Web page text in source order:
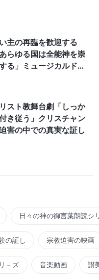
主の再臨を歓迎する
あらゆる国は全能神を崇
る」ミュージカルドラ
スト教舞台劇「しっか
き従う」クリスチャン
害の中での真実な証し
日々の神の御言葉朗読シ
の証し 宗教迫害の映画
－ズ 音楽動画 讃